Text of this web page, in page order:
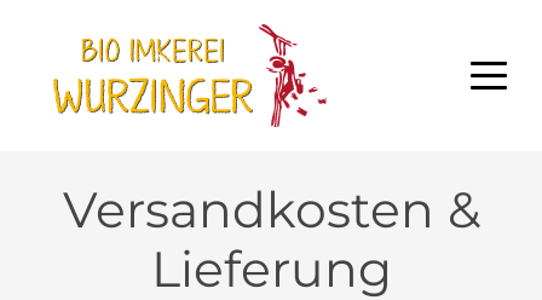
Versandkosten &
Lieferung